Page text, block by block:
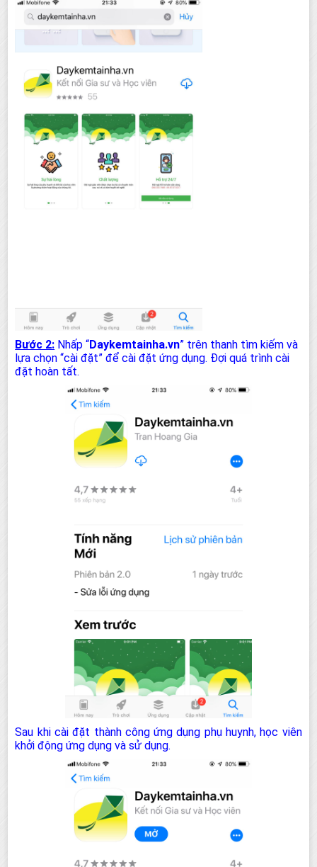
Bước 2: Nhấp “Daykemtainha.vn” trên thanh tìm kiếm và
lựa chọn “cài đặt” để cài đặt ứng dụng. Đợi quá trình cài
đặt hoàn tất.
Sau khi cài đặt thành công ứng dụng phụ huynh, học viên
khởi động ứng dụng và sử dụng.